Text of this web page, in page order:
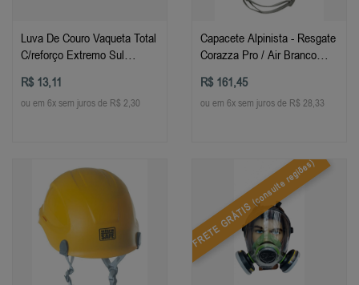
Luva De Couro Vaqueta Total
C/reforço Extremo Sul
R$ 13,11
ou em 6x sem juros de R$ 2,30
Capacete Alpinista - Resgate
Corazza Pro / Air Branco
R$ 161,45
ou em 6x sem juros de R$ 28,33
FRETE GRÁTIS
(consulte regiões)